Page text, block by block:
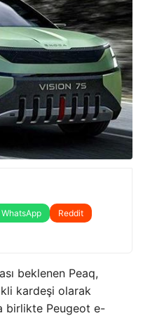
WhatsApp
Reddit
beklenen Peaq,
kardeşi olarak
birlikte Peugeot e-